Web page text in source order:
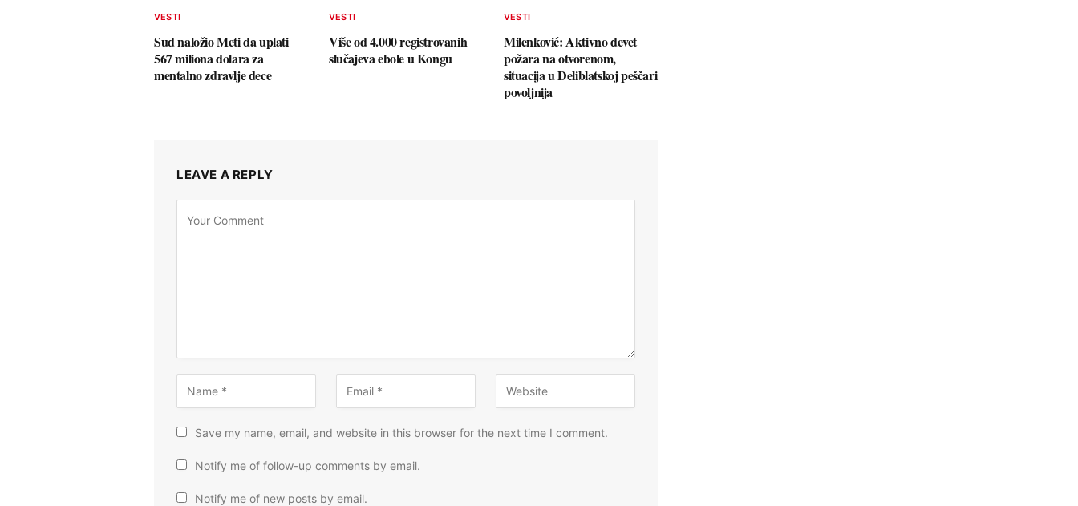
VESTI
Sud naložio Meti da uplati
567 miliona dolara za
mentalno zdravlje dece
VESTI
Više od 4.000 registrovanih
slučajeva ebole u Kongu
VESTI
Milenković: Aktivno devet
požara na otvorenom,
situacija u Deliblatskoj peščari
povoljnija
LEAVE A REPLY
Save my name, email, and website in this browser for the next time I comment.
Notify me of follow-up comments by email.
Notify me of new posts by email.